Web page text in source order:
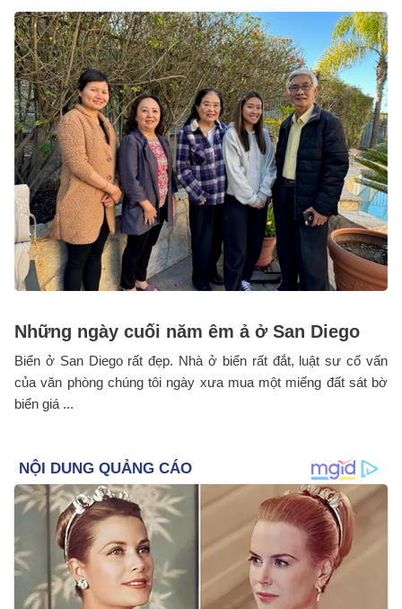
Những ngày cuối năm êm ả ở San Diego
Biển ở San Diego rất đẹp. Nhà ở biển rất đắt, luật sư cố vấn
của văn phòng chúng tôi ngày xưa mua một miếng đất sát bờ
biển giá ...